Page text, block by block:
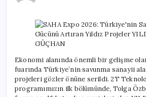
Ekonomi alanında önemli bir gelişme
fuarında Türkiye’nin savunma sanayii
projeleri gözler önüne serildi. 2T
programımızın ilk bölümünde, Tolga